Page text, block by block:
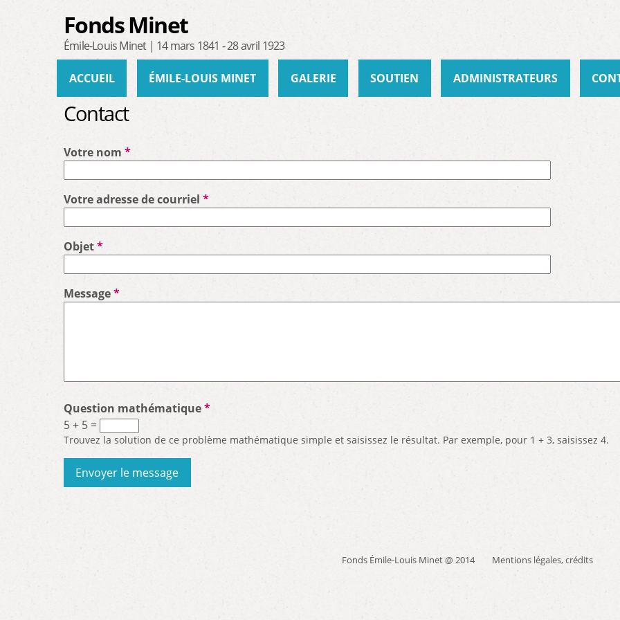
Fonds Minet
Émile-Louis Minet | 14 mars 1841 - 28 avril 1923
ACCUEIL ÉMILE-LOUIS MINET GALERIE SOUTIEN ADMINISTRATEURS
Contact
Votre nom *
Votre adresse de courriel *
Objet*
Message*
Question mathématique*
5 + 5 =
Trouvez la solution de ce problème mathématique simple et saisissez le résultat. Par exemple, pour 1 + 3, saisissez 4.
Fonds Émile-Louis Minet @ 2014 Mentions légales, crédits